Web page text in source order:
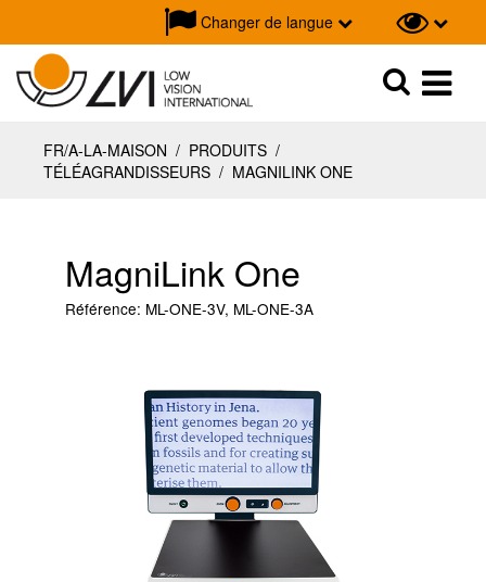
Changer de langue
Recherche
FR/A-LA-MAISON / PRODUITS /
TÉLÉAGRANDISSEURS / MAGNILINK ONE
MagniLink One
Référence: ML-ONE-3V, ML-ONE-3A